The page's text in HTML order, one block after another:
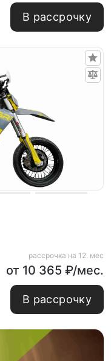
В рассрочку
рассрочка на 12. мес
от 10 365 ₽/мес.
В рассрочку